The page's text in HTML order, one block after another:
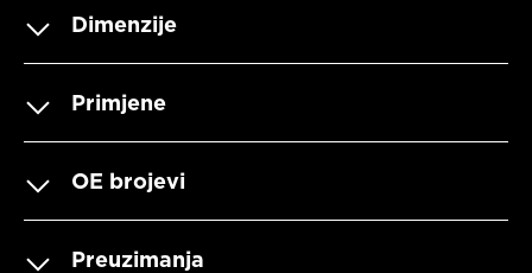
Dimenzije
Primjene
OE brojevi
Preuzimanja